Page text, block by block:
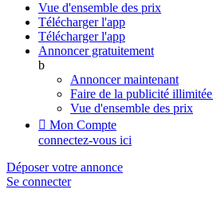
Vue d'ensemble des prix
Télécharger l'app
Télécharger l'app
Annoncer gratuitement
b
Annoncer maintenant
Faire de la publicité illimitée
Vue d'ensemble des prix
 Mon Compte
connectez-vous ici
Déposer votre annonce
Se connecter